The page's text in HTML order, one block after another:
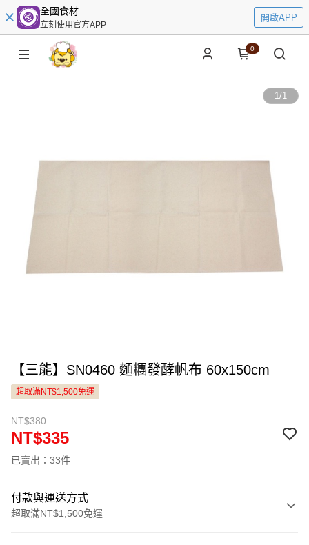
全國食材
立刻使用官方APP
開啟APP
0
1/1
【三能】SN0460 麵糰發酵帆布 60x150cm
超取滿NT$1,500免運
NT$380
NT$335
已賣出：33件
付款與運送方式
超取滿NT$1,500免運